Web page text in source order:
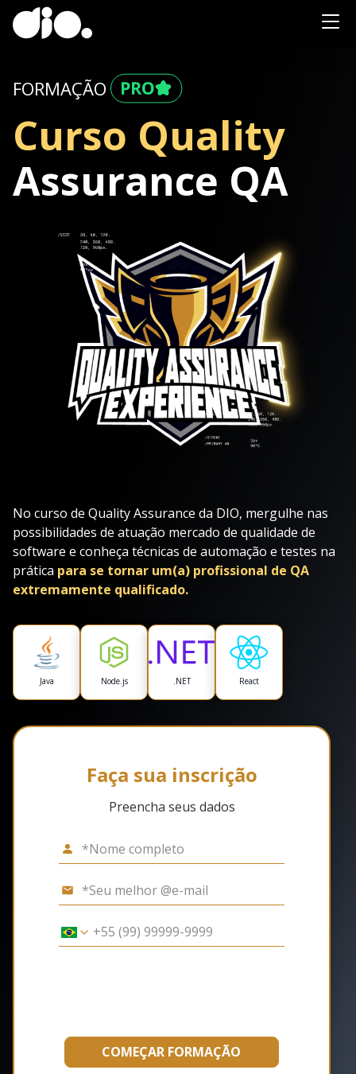
FORMAÇÃO
Curso Quality
Assurance QA
No curso de Quality Assurance da DIO, mergulhe nas
possibilidades de atuação mercado de qualidade de
software e conheça técnicas de automação e testes na
prática para se tornar um(a) profissional de QA
extremamente qualificado.
Java Node.js .NET React
Faça sua inscrição
Preencha seus dados
COMEÇAR FORMAÇÃO